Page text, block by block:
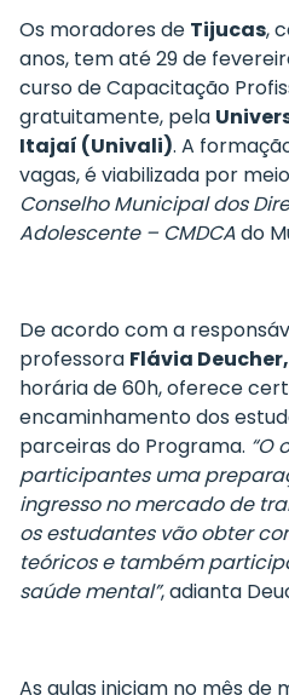
Os moradores de Tijucas,
anos, tem até 29 de
curso de Capacitação
gratuitamente, pela
Itajaí (Univali). A
vagas, é viabilizada por
Conselho Municipal dos
Adolescente – CMDCAdo
De acordo com a
professora Flávia Deucher,
horária de 60h, oferece
encaminhamento dos
parceiras do Programa. “O
participantes uma
ingresso no mercado de
os estudantes vão obter
teóricos e também
saúde mental”, adianta
As aulas iniciam no mês